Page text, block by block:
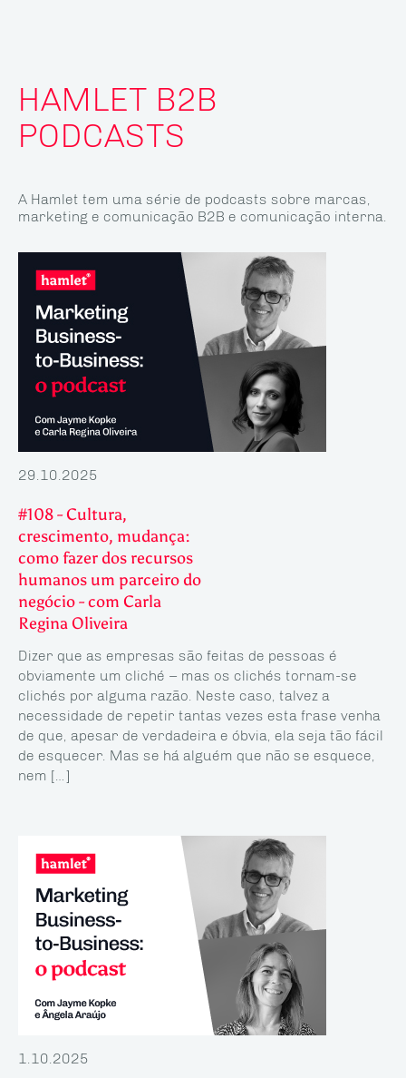
HAMLET B2B
PODCASTS
A Hamlet tem uma série de podcasts sobre marcas,
marketing e comunicação B2B e comunicação interna.
29.10.2025
#108 - Cultura,
crescimento, mudança:
como fazer dos recursos
humanos um parceiro do
negócio - com Carla
Regina Oliveira
Dizer que as empresas são feitas de pessoas é
obviamente um cliché – mas os clichés tornam-se
clichés por alguma razão. Neste caso, talvez a
necessidade de repetir tantas vezes esta frase venha
de que, apesar de verdadeira e óbvia, ela seja tão fácil
de esquecer. Mas se há alguém que não se esquece,
nem […]
1.10.2025